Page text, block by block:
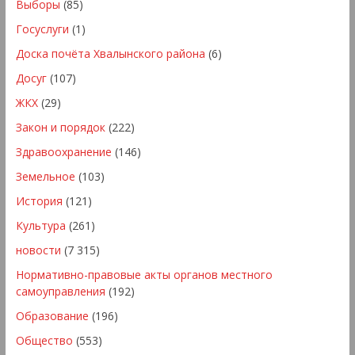
Выборы (85)
Госуслуги (1)
Доска почёта Хвалынского района (6)
Досуг(107)
ЖКХ(29)
Закон и порядок(222)
Здравоохранение (146)
Земельное (103)
История (121)
Культура (261)
новости (7 315)
Нормативно-правовые акты органов местного
самоуправления (192)
Образование (196)
Общество (553)